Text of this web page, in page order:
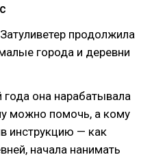
продолжила
города и деревни
она нарабатывала
можно помочь, а кому
инструкцию — как
начала нанимать